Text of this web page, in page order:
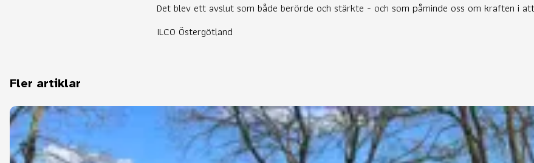
Det blev ett avslut som både berörde och stärkte - och som påminde oss om kraften i
ILCO Östergötland
Fler artiklar